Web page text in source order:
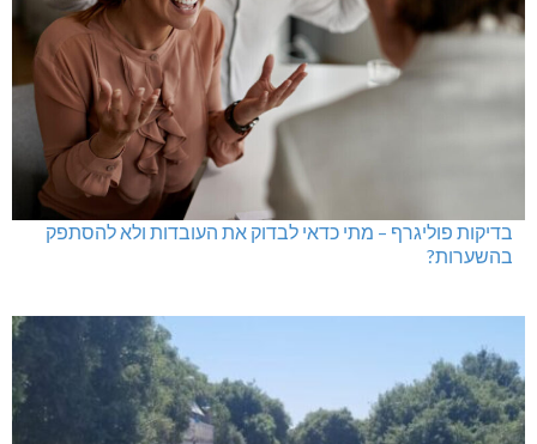
בדיקות פוליגרף – מתי כדאי לבדוק את העובדות ולא להסתפק
בהשערות?